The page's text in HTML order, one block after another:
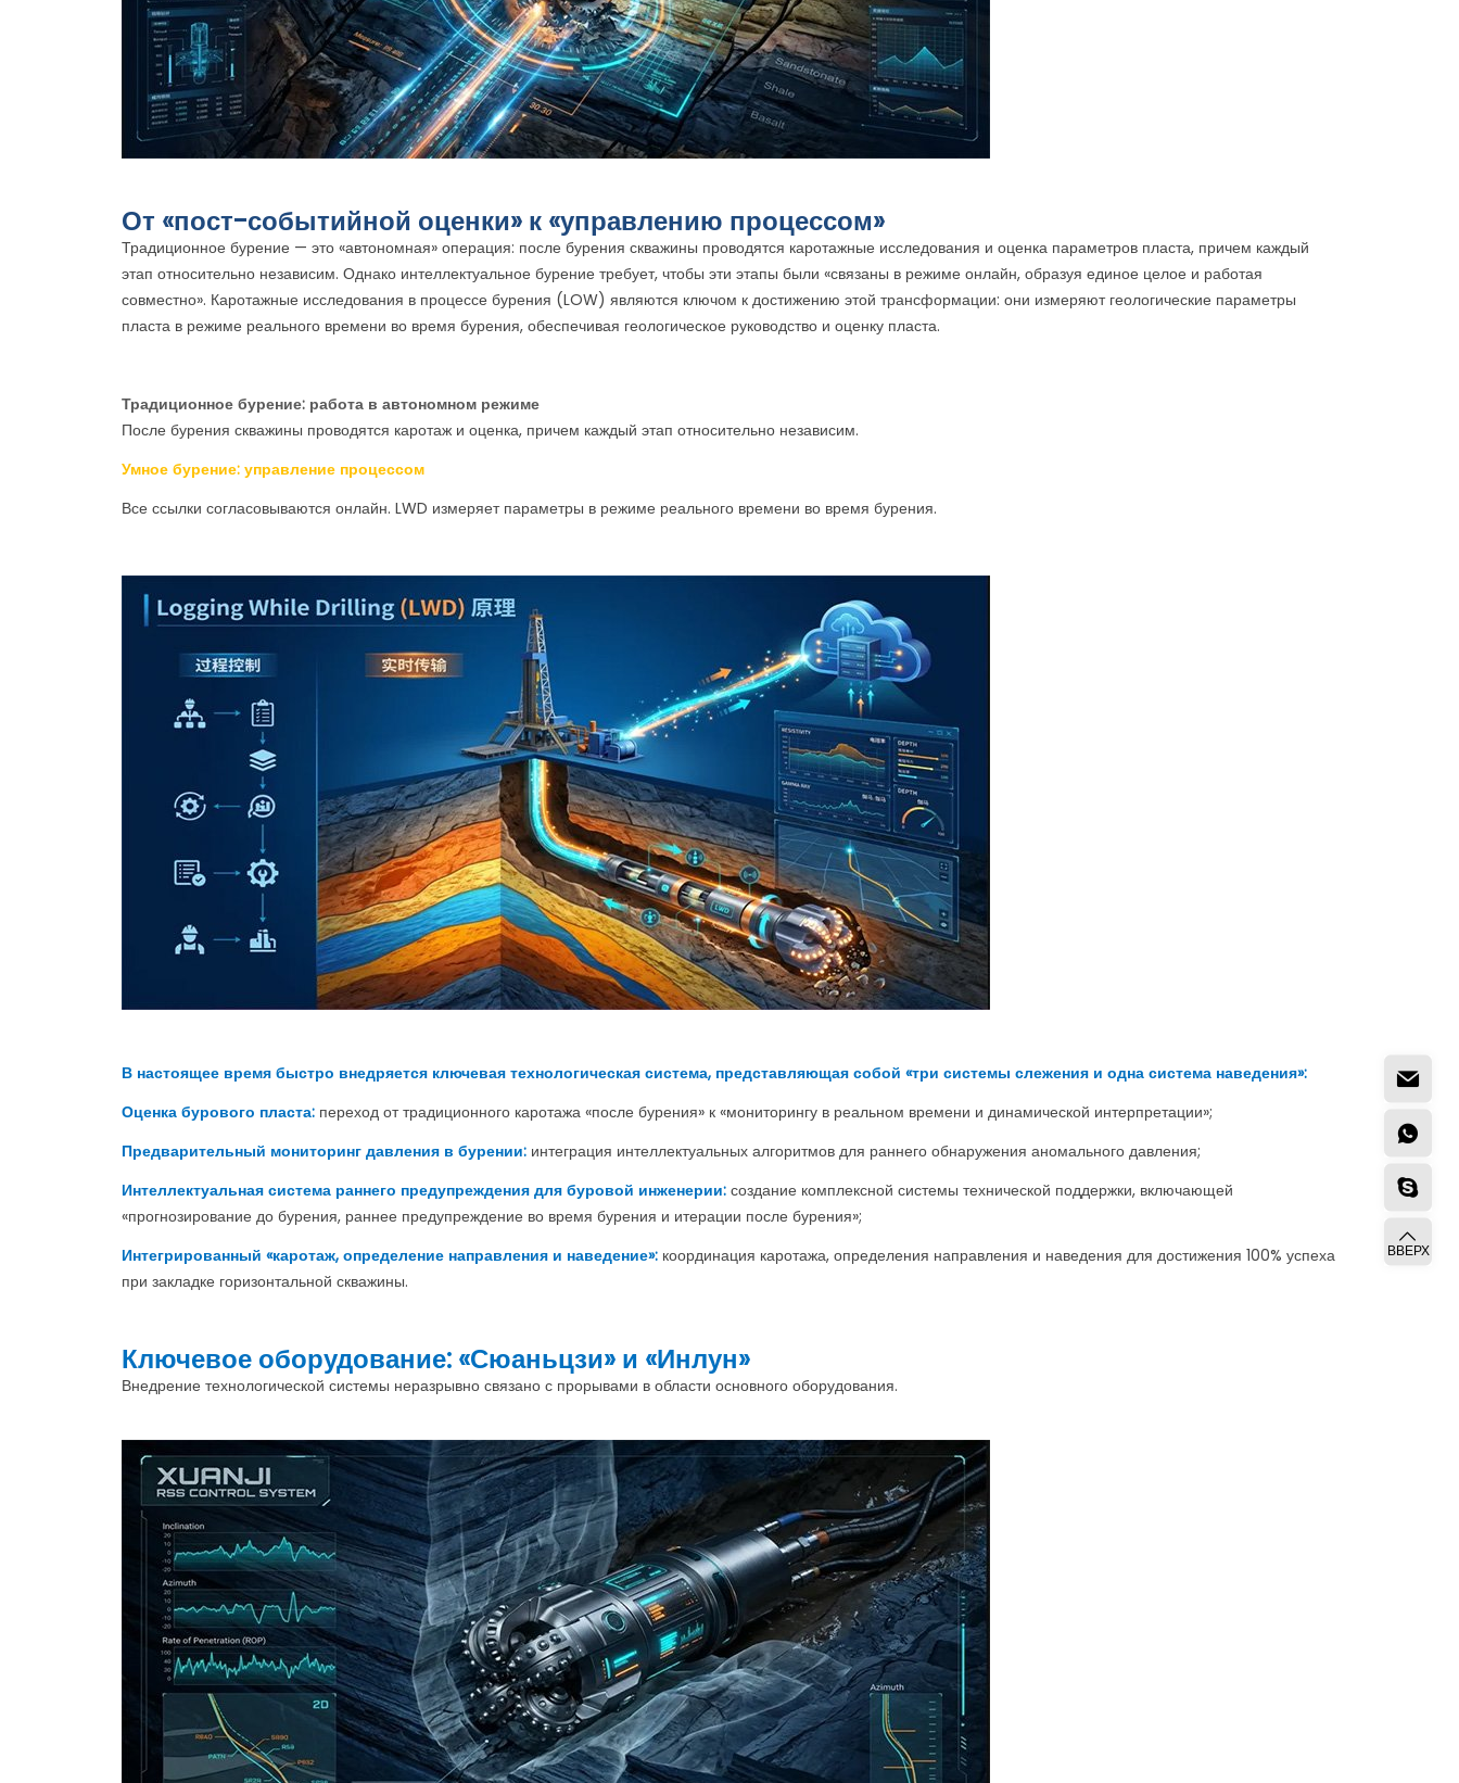
От «пост-событийной оценки» к «управлению процессом»
Традиционное бурение — это «автономная» операция: после бурения скважины проводятся каротажные исследования и оценка параметров пласта, причем каждый
этап относительно независим. Однако интеллектуальное бурение требует, чтобы эти этапы были «связаны в режиме онлайн, образуя единое целое и работая
совместно». Каротажные исследования в процессе бурения (LOW) являются ключом к достижению этой трансформации: они измеряют геологические параметры
пласта в режиме реального времени во время бурения, обеспечивая геологическое руководство и оценку пласта.
Традиционное бурение: работа в автономном режиме
После бурения скважины проводятся каротаж и оценка, причем каждый этап относительно независим.
Умное бурение: управление процессом
Все ссылки согласовываются онлайн. LWD измеряет параметры в режиме реального времени во время бурения.
В настоящее время быстро внедряется ключевая технологическая система, представляющая собой «три системы слежения и одна система наведения»:
Оценка бурового пласта: переход от традиционного каротажа «после бурения» к «мониторингу в реальном времени и динамической интерпретации»;
Предварительный мониторинг давления в бурении: интеграция интеллектуальных алгоритмов для раннего обнаружения аномального давления;
Интеллектуальная система раннего предупреждения для буровой инженерии:создание комплексной системы технической поддержки, включающей
«прогнозирование до бурения, раннее предупреждение во время бурения и итерации после бурения»;
Интегрированный «каротаж, определение направления и наведение»: координация каротажа, определения направления и наведения для достижения 100% успеха
при закладке горизонтальной скважины.
Ключевое оборудование: «Сюаньцзи» и «Инлун»
Внедрение технологической системы неразрывно связано с прорывами в области основного оборудования.
ВВЕРХ